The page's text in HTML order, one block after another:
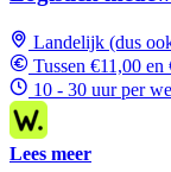
Landelijk (dus
Tussen €11,00
10 - 30 uur per
Lees meer